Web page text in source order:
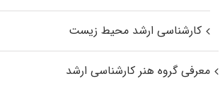
کارشناسی ارشد محیط زیست
معرفی گروه هنر کارشناسی ارشد